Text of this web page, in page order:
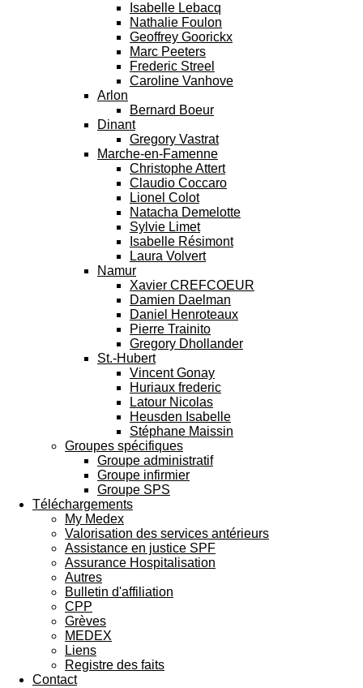
Isabelle Lebacq
Nathalie Foulon
Geoffrey Goorickx
Marc Peeters
Frederic Streel
Caroline Vanhove
Arlon
Bernard Boeur
Dinant
Gregory Vastrat
Marche-en-Famenne
Christophe Attert
Claudio Coccaro
Lionel Colot
Natacha Demelotte
Sylvie Limet
Isabelle Résimont
Laura Volvert
Namur
Xavier CREFCOEUR
Damien Daelman
Daniel Henroteaux
Pierre Trainito
Gregory Dhollander
St.-Hubert
Vincent Gonay
Huriaux frederic
Latour Nicolas
Heusden Isabelle
Stéphane Maissin
Groupes spécifiques
Groupe administratif
Groupe infirmier
Groupe SPS
Téléchargements
My Medex
Valorisation des services antérieurs
Assistance en justice SPF
Assurance Hospitalisation
Autres
Bulletin d'affiliation
CPP
Grèves
MEDEX
Liens
Registre des faits
Contact